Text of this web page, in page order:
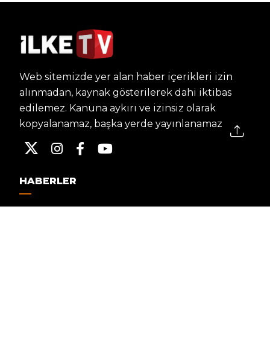
Web sitemizde yer alan haber içerikleri izin
alınmadan, kaynak gösterilerek dahi iktibas
edilemez. Kanuna aykırı ve izinsiz olarak
kopyalanamaz, başka yerde yayınlanamaz.
HABERLER